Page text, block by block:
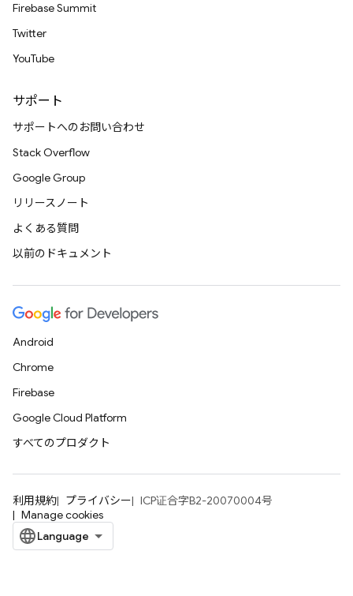
Firebase Summit
Twitter
YouTube
サポート
サポートへのお問い合わせ
Stack Overflow
Google Group
リリースノート
よくある質問
以前のドキュメント
Android
Chrome
Firebase
Google Cloud Platform
すべてのプロダクト
利用規約 プライバシー
ICP证合字B2-20070004号
Manage cookies